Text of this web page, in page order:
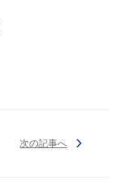
次の記事へ